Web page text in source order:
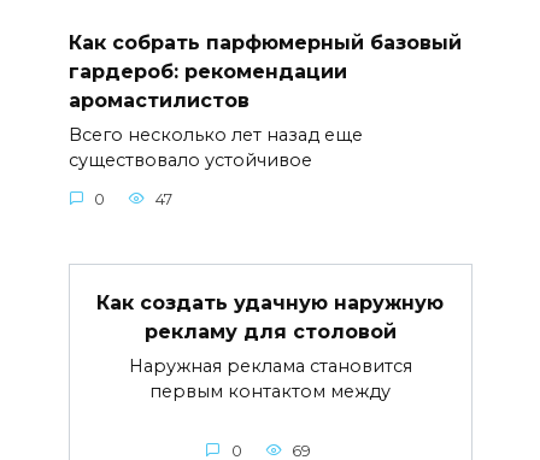
Как собрать парфюмерный базовый
гардероб: рекомендации
аромастилистов
Всего несколько лет назад еще
существовало устойчивое
0 47
Как создать удачную наружную
рекламу для столовой
Наружная реклама становится
первым контактом между
0 69